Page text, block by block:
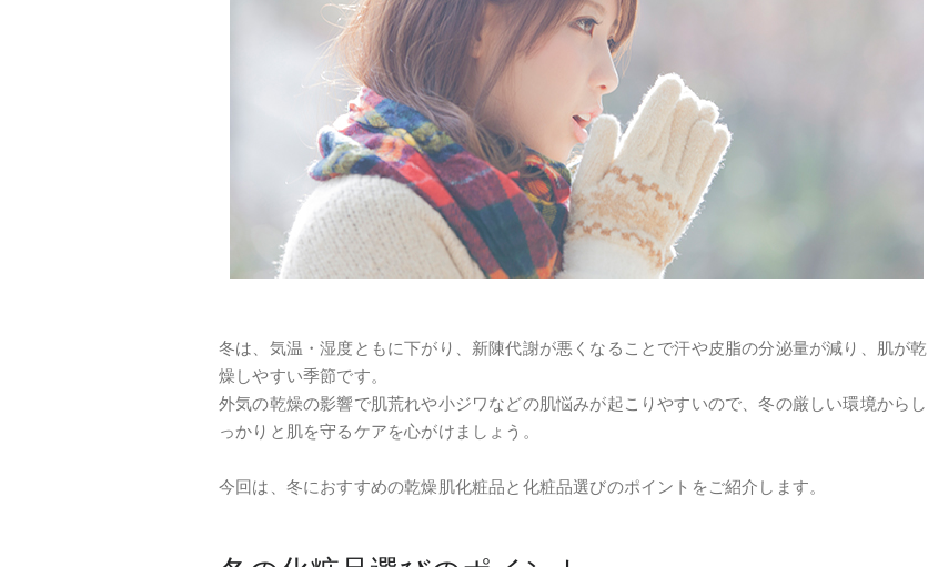
冬は、気温・湿度ともに下がり、新陳代謝が悪くなることで汗や皮脂の分泌量が減り、肌が乾
燥しやすい季節です。
外気の乾燥の影響で肌荒れや小ジワなどの肌悩みが起こりやすいので、冬の厳しい環境からし
っかりと肌を守るケアを心がけましょう。
今回は、冬におすすめの乾燥肌化粧品と化粧品選びのポイントをご紹介します。